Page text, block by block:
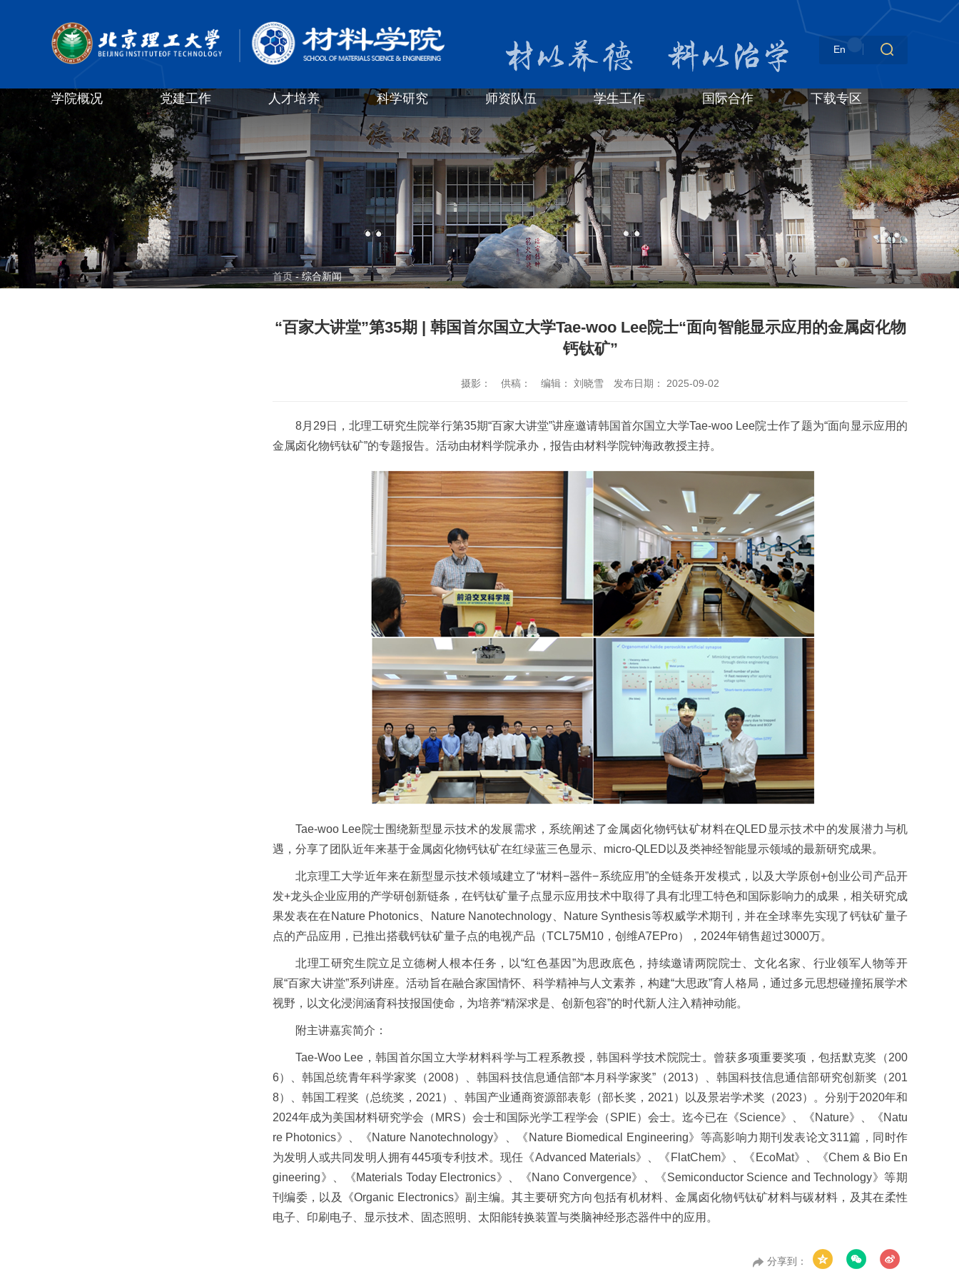
En
学院概况 党建工作 人才培养 科学研究 师资队伍 学生工作 国际合作 下载专区
首页- 综合新闻
“百家大讲堂”第35期 | 韩国首尔国立大学Tae-woo Lee院士“面向智能显示应用的金属卤化物
钙钛矿”
摄影： 供稿： 编辑： 刘晓雪 发布日期： 2025-09-02
8月29日，北理工研究生院举行第35期“百家大讲堂”讲座邀请韩国首尔国立大学Tae-woo Lee院士作了题为“面向显示应用的
金属卤化物钙钛矿”的专题报告。活动由材料学院承办，报告由材料学院钟海政教授主持。
Tae-woo Lee院士围绕新型显示技术的发展需求，系统阐述了金属卤化物钙钛矿材料在QLED显示技术中的发展潜力与机
遇，分享了团队近年来基于金属卤化物钙钛矿在红绿蓝三色显示、micro-QLED以及类神经智能显示领域的最新研究成果。
北京理工大学近年来在新型显示技术领域建立了“材料−器件−系统应用”的全链条开发模式，以及大学原创+创业公司产品开
发+龙头企业应用的产学研创新链条，在钙钛矿量子点显示应用技术中取得了具有北理工特色和国际影响力的成果，相关研究成
果发表在在Nature Photonics、Nature Nanotechnology、Nature Synthesis等权威学术期刊，并在全球率先实现了钙钛矿量子
点的产品应用，已推出搭载钙钛矿量子点的电视产品（TCL75M10，创维A7EPro），2024年销售超过3000万。
北理工研究生院立足立德树人根本任务，以“红色基因”为思政底色，持续邀请两院院士、文化名家、行业领军人物等开
展“百家大讲堂”系列讲座。活动旨在融合家国情怀、科学精神与人文素养，构建“大思政”育人格局，通过多元思想碰撞拓展学术
视野，以文化浸润涵育科技报国使命，为培养“精深求是、创新包容”的时代新人注入精神动能。
附主讲嘉宾简介：
Tae-Woo Lee，韩国首尔国立大学材料科学与工程系教授，韩国科学技术院院士。曾获多项重要奖项，包括默克奖（200
6）、韩国总统青年科学家奖（2008）、韩国科技信息通信部“本月科学家奖”（2013）、韩国科技信息通信部研究创新奖（201
8）、韩国工程奖（总统奖，2021）、韩国产业通商资源部表彰（部长奖，2021）以及景岩学术奖（2023）。分别于2020年和
2024年成为美国材料研究学会（MRS）会士和国际光学工程学会（SPIE）会士。迄今已在《Science》、《Nature》、《Natu
re Photonics》、《Nature Nanotechnology》、《Nature Biomedical Engineering》等高影响力期刊发表论文311篇，同时作
为发明人或共同发明人拥有445项专利技术。现任《Advanced Materials》、《FlatChem》、《EcoMat》、《Chem & Bio En
gineering》、《Materials Today Electronics》、《Nano Convergence》、《Semiconductor Science and Technology》等期
刊编委，以及《Organic Electronics》副主编。其主要研究方向包括有机材料、金属卤化物钙钛矿材料与碳材料，及其在柔性
电子、印刷电子、显示技术、固态照明、太阳能转换装置与类脑神经形态器件中的应用。
分享到：